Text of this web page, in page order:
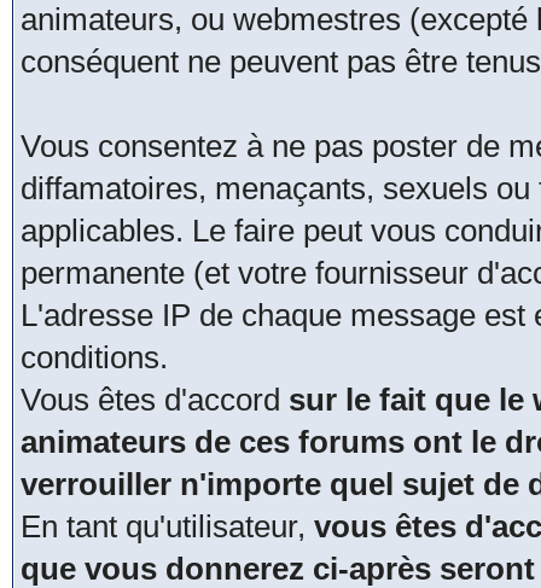
animateurs, ou webmestres
conséquent ne peuvent pas être
Vous consentez à ne pas poster de
diffamatoires, menaçants, sexuels
applicables. Le faire peut vous
permanente (et votre fournisseur
L'adresse IP de chaque message
conditions.
Vous êtes d'accord sur le fait que le
animateurs de ces forums ont le
verrouiller n'importe quel sujet de
En tant qu'utilisateur, vous êtes
que vous donnerez ci-après